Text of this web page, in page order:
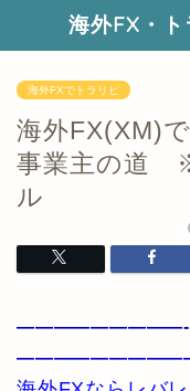
海外FX・ト
海外FXでトラリピ
海外FX(XM)
事業主の道
ル
—————————-テ